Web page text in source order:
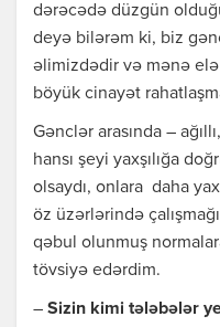
dərəcədə düzgün
deyə bilərəm ki, biz
əlimizdədir və mənə
böyük cinayət
Gənclər arasında –
hansı şeyi yaxşılığa
olsaydı, onlara daha
öz üzərlərində
qəbul olunmuş
tövsiyə edərdim.
– Sizin kimi tələbələr